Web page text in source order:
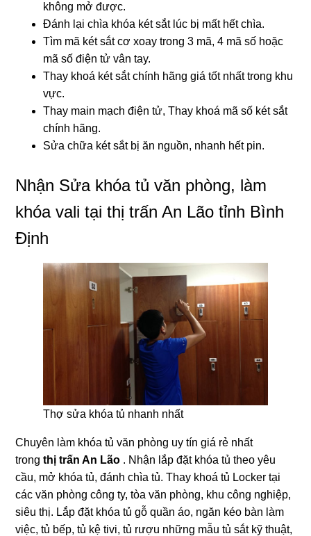
không mở được.
Đánh lại chìa khóa két sắt lúc bị mất hết chìa.
Tìm mã két sắt cơ xoay trong 3 mã, 4 mã số hoặc
mã số điện tử vân tay.
Thay khoá két sắt chính hãng giá tốt nhất trong khu
vực.
Thay main mạch điện tử, Thay khoá mã số két sắt
chính hãng.
Sửa chữa két sắt bị ăn nguồn, nhanh hết pin.
Nhận Sửa khóa tủ văn phòng, làm
khóa vali tại thị trấn An Lão tỉnh Bình
Định
Thợ sửa khóa tủ nhanh nhất
Chuyên làm khóa tủ văn phòng uy tín giá rẻ nhất
trongthị trấn An Lão . Nhận lắp đặt khóa tủ theo yêu
cầu, mở khóa tủ, đánh chìa tủ. Thay khoá tủ Locker tại
các văn phòng công ty, tòa văn phòng, khu công nghiệp,
siêu thị. Lắp đặt khóa tủ gỗ quần áo, ngăn kéo bàn làm
việc, tủ bếp, tủ kệ tivi, tủ rượu những mẫu tủ sắt kỹ thuật,